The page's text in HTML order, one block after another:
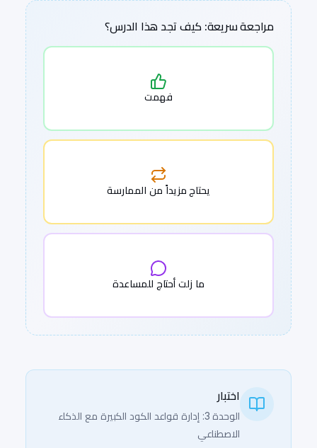
مراجعة سريعة: كيف تجد هذا الدرس؟
فهمت
يحتاج مزيداً من الممارسة
ما زلت أحتاج للمساعدة
اختبار
الوحدة 3: إدارة قواعد الكود الكبيرة مع الذكاء
الاصطناعي